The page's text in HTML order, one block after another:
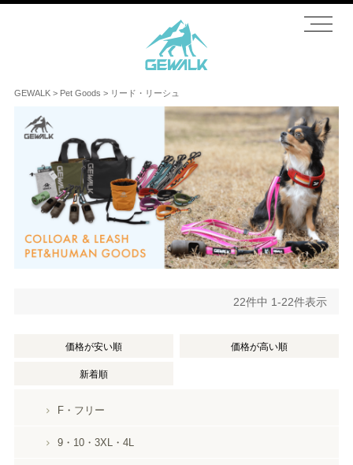
GEWALK Pet Goods リード・リーシュ
価格が安い順 価格が高い順
新着順
22件中 1-22件表示
F・フリー
9・10・3XL・4L